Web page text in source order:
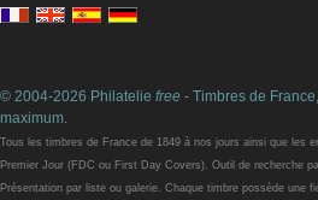
© 2004-2026 Philatelie free - Timbres de
maximum.
Tous les timbres de France de 1849 à nos jours ainsi que les
Premier Jour (FDC ou First Day Covers). Outil de recherche
Présentation par liste ou galerie. Chaque timbre possède une